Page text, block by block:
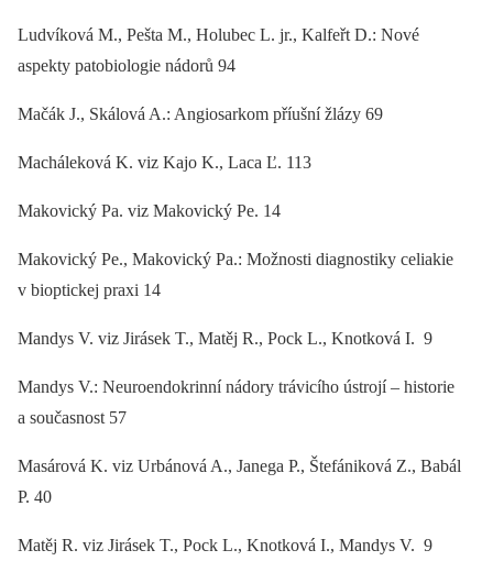
Ludvíková M., Pešta M., Holubec L. jr., Kalfeřt D.: Nové
aspekty patobiologie nádorů 94
Mačák J., Skálová A.: Angiosarkom příušní žlázy 69
Macháleková K. viz Kajo K., Laca Ľ. 113
Makovický Pa. viz Makovický Pe. 14
Makovický Pe., Makovický Pa.: Možnosti diagnostiky celiakie
v bioptickej praxi 14
Mandys V. viz Jirásek T., Matěj R., Pock L., Knotková I. 9
Mandys V.: Neuroendokrinní nádory trávicího ústrojí –⁠ historie
a současnost 57
Masárová K. viz Urbánová A., Janega P., Štefániková Z., Babál
P. 40
Matěj R. viz Jirásek T., Pock L., Knotková I., Mandys V. 9